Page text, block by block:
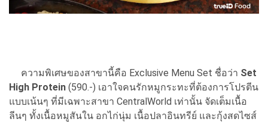
ความพิเศษของสาขานี้คือ Exclusive Menu Set ชื่อว่า Set
High Protein (590.-) เอาใจคนรักหมูกระทะที่ต้องการโปรตีน
แบบเน้นๆ ที่มีเฉพาะสาขา CentralWorld เท่านั้น จัดเต็มเนื้อ
ลีนๆ ทั้งเนื้อหมูสันใน อกไก่นุ่ม เนื้อปลาอินทรีย์ และกุ้งสดไซส์